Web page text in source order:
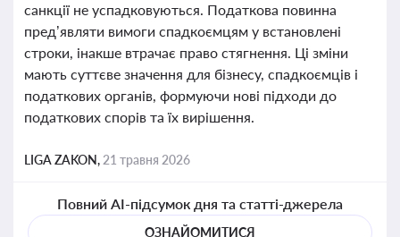
санкції не успадковуються. Податкова повинна
пред’являти вимоги спадкоємцям у встановлені
строки, інакше втрачає право стягнення. Ці зміни
мають суттєве значення для бізнесу, спадкоємців і
податкових органів, формуючи нові підходи до
податкових спорів та їх вирішення.
LIGA ZAKON, 21 травня 2026
Повний AI-підсумок дня та статті-джерела
ОЗНАЙОМИТИСЯ